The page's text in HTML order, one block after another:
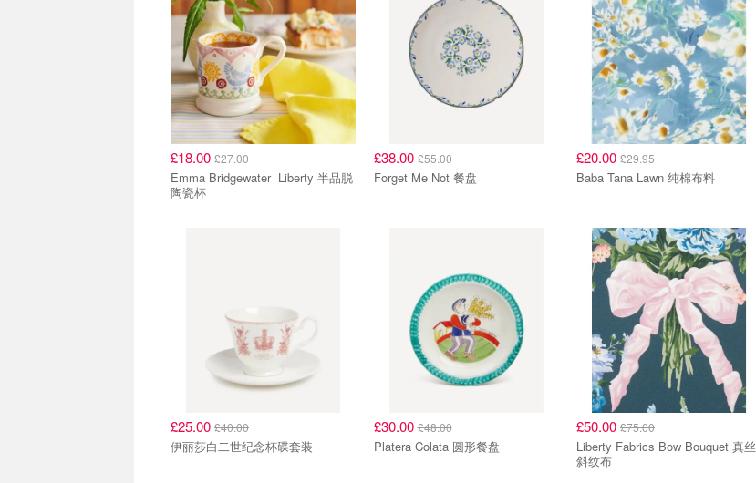
£18.00 £27.00
Emma Bridgewater Liberty 半品脱
陶瓷杯
£38.00£55.00
Forget Me Not 餐盘
£20.00 £29.95
Baba Tana Lawn 纯棉布料
£25.00 £40.00
伊丽莎白二世纪念杯碟套装
£30.00£48.00
Platera Colata 圆形餐盘
£50.00 £75.00
Liberty Fabrics Bow Bouquet 真丝
斜纹布